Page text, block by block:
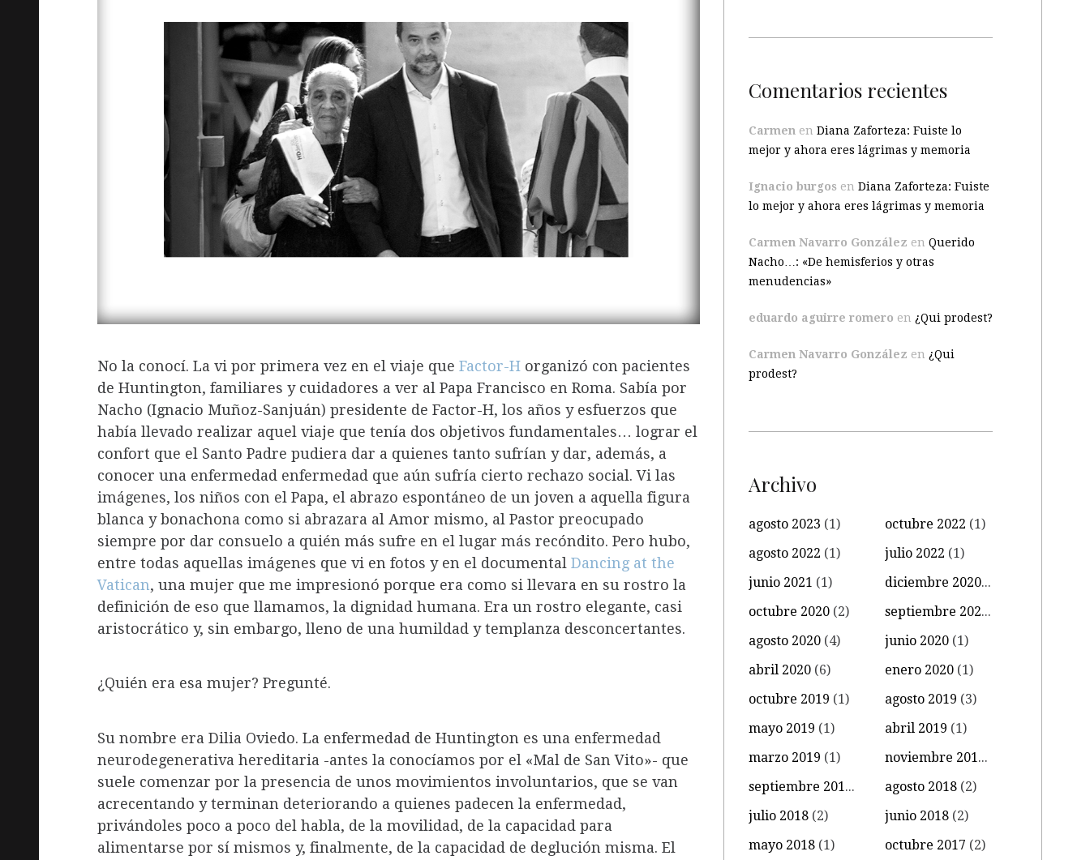
No la conocí. La vi por primera vez en el viaje que Factor-H organizó con pacientes
de Huntington, familiares y cuidadores a ver al Papa Francisco en Roma. Sabía por
Nacho (Ignacio Muñoz-Sanjuán) presidente de Factor-H, los años y esfuerzos que
había llevado realizar aquel viaje que tenía dos objetivos fundamentales… lograr el
confort que el Santo Padre pudiera dar a quienes tanto sufrían y dar, además, a
conocer una enfermedad enfermedad que aún sufría cierto rechazo social. Vi las
imágenes, los niños con el Papa, el abrazo espontáneo de un joven a aquella figura
blanca y bonachona como si abrazara al Amor mismo, al Pastor preocupado
siempre por dar consuelo a quién más sufre en el lugar más recóndito. Pero hubo,
entre todas aquellas imágenes que vi en fotos y en el documental Dancing at the
Vatican, una mujer que me impresionó porque era como si llevara en su rostro la
definición de eso que llamamos, la dignidad humana. Era un rostro elegante, casi
aristocrático y, sin embargo, lleno de una humildad y templanza desconcertantes.
¿Quién era esa mujer? Pregunté.
Su nombre era Dilia Oviedo. La enfermedad de Huntington es una enfermedad
neurodegenerativa hereditaria -antes la conocíamos por el «Mal de San Vito»- que
suele comenzar por la presencia de unos movimientos involuntarios, que se van
acrecentando y terminan deteriorando a quienes padecen la enfermedad,
privándoles poco a poco del habla, de la movilidad, de la capacidad para
alimentarse por sí mismos y, finalmente, de la capacidad de deglución misma. El
Comentarios recientes
Carmen en Diana Zaforteza: Fuiste lo
mejor y ahora eres lágrimas y memoria
Ignacio burgos en Diana Zaforteza: Fuiste
lo mejor y ahora eres lágrimas y memoria
Carmen Navarro González en Querido
Nacho…: «De hemisferios y otras
menudencias»
eduardo aguirre romero en ¿Qui prodest?
Carmen Navarro González en ¿Qui
prodest?
Archivo
agosto 2023 (1) octubre 2022 (1)
agosto 2022 (1) julio 2022 (1)
junio 2021 (1) diciembre 2020
(1)
octubre 2020(2) septiembre 2020(3)
agosto 2020(4) junio 2020 (1)
abril 2020(6) enero 2020 (1)
octubre 2019 (1) agosto 2019 (3)
mayo 2019 (1) abril 2019 (1)
marzo 2019 (1) noviembre 2018(2)
septiembre 2018(1) agosto 2018 (2)
julio 2018(2) junio 2018 (2)
mayo 2018(1) octubre 2017 (2)